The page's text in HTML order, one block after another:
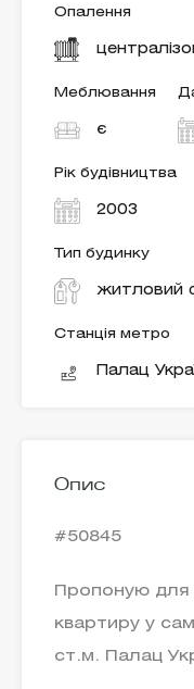
Опалення
Меблювання
є
Рік будівництва
2003
Тип будинку
житловий
Станція метро
Палац
Опис
#50845
Пропоную для
квартиру у
ст.м. Палац